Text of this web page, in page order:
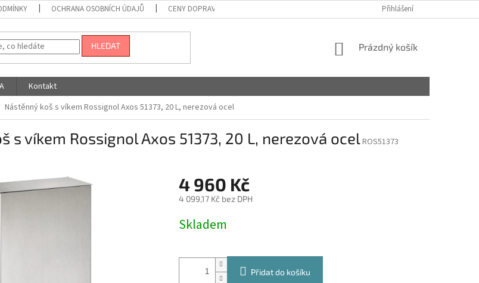
OCHRANA OSOBNÍCH ÚDAJŮ CENY DOPRAVY Přihlášení
HLEDAT
NÁKUPNÍ
Prázdný košík
Kontakt
Nástěnný koš s víkem Rossignol Axos 51373, 20 L, nerezová ocel
s víkem Rossignol Axos 51373, 20 L, nerezová ocelROS51373
4 960 Kč
4 099,17 Kč bez DPH
cena:
Skladem
Přidat do košíku